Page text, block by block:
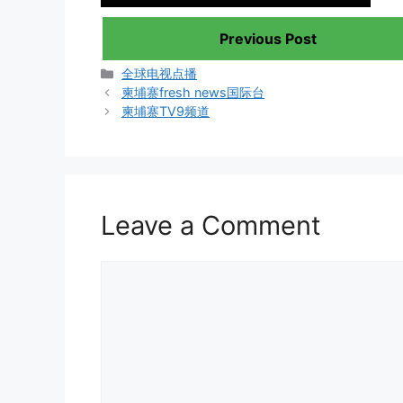
Previous Post
Categories
全球电视点播
柬埔寨fresh news国际台
柬埔寨TV9频道
Leave a Comment